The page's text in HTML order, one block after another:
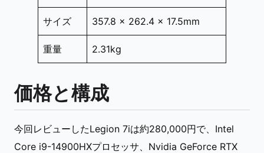
サイズ 357.8 x 262.4 x 17.5mm
重量 2.31kg
価格と構成
今回レビューしたLegion 7iは約280,000円で、Intel
Core i9-14900HXプロセッサ、Nvidia GeForce RTX